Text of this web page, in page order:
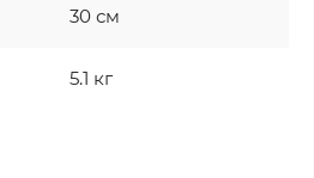
30 см
5.1 кг